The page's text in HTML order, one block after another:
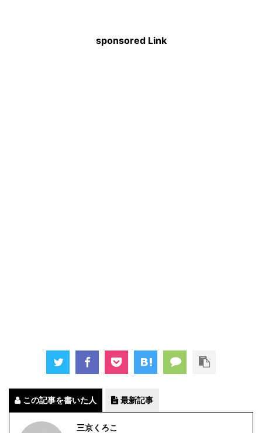
sponsored Link
この記事を書いた人 最新記事
三京くろこ